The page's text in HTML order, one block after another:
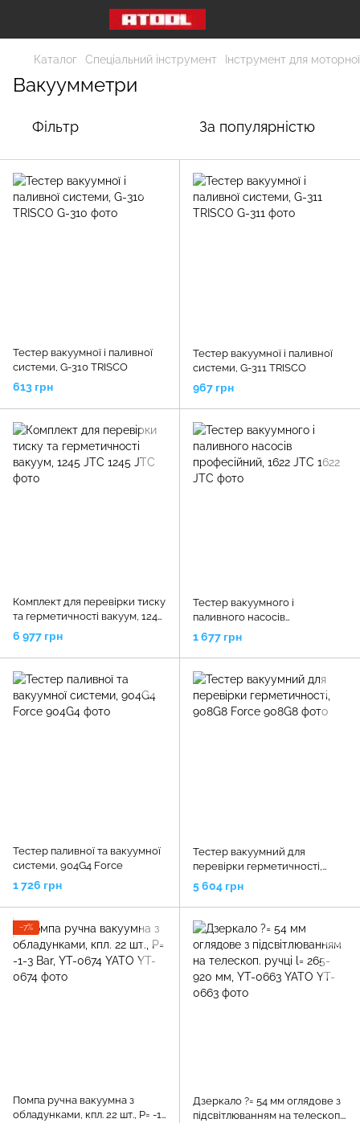
Каталог Спеціальний інструмент Інструмент для
Вакуумметри
Фільтр За популярністю
Тестер вакуумної і паливної
системи, G-310 TRISCO
613 грн
Тестер вакуумної і паливної
системи, G-311 TRISCO
967 грн
Комплект для перевірки тиску
та герметичності вакуум, 1245
JTC
6 977 грн
Тестер вакуумного і
паливного насосів
професійний, 1622 JTC
1 677 грн
Тестер паливної та вакуумної
системи, 904G4 Force
1 726 грн
Тестер вакуумний для
перевірки герметичності,
908G8 Force
5 604 грн
−7%
Помпа ручна вакуумна з
обладунками, кпл. 22 шт., P= -1-
Дзеркало ?= 54 мм оглядове з
підсвітлюванням на телескоп.